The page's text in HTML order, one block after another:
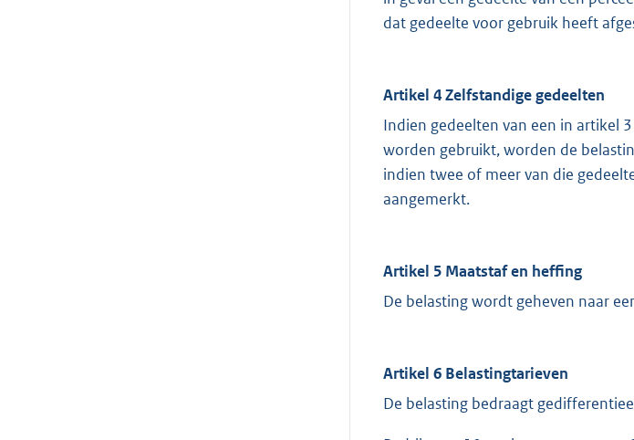
dat gedeelte voor gebruik heeft
Artikel 4 Zelfstandige gedeelten
Indien gedeelten van een in artikel
worden gebruikt, worden de
indien twee of meer van die
aangemerkt.
Artikel 5 Maatstaf en heffing
De belasting wordt geheven naar
Artikel 6 Belastingtarieven
De belasting bedraagt